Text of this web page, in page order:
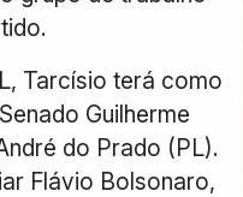
Tarcísio terá como
Guilherme
do Prado (PL).
Flávio Bolsonaro,